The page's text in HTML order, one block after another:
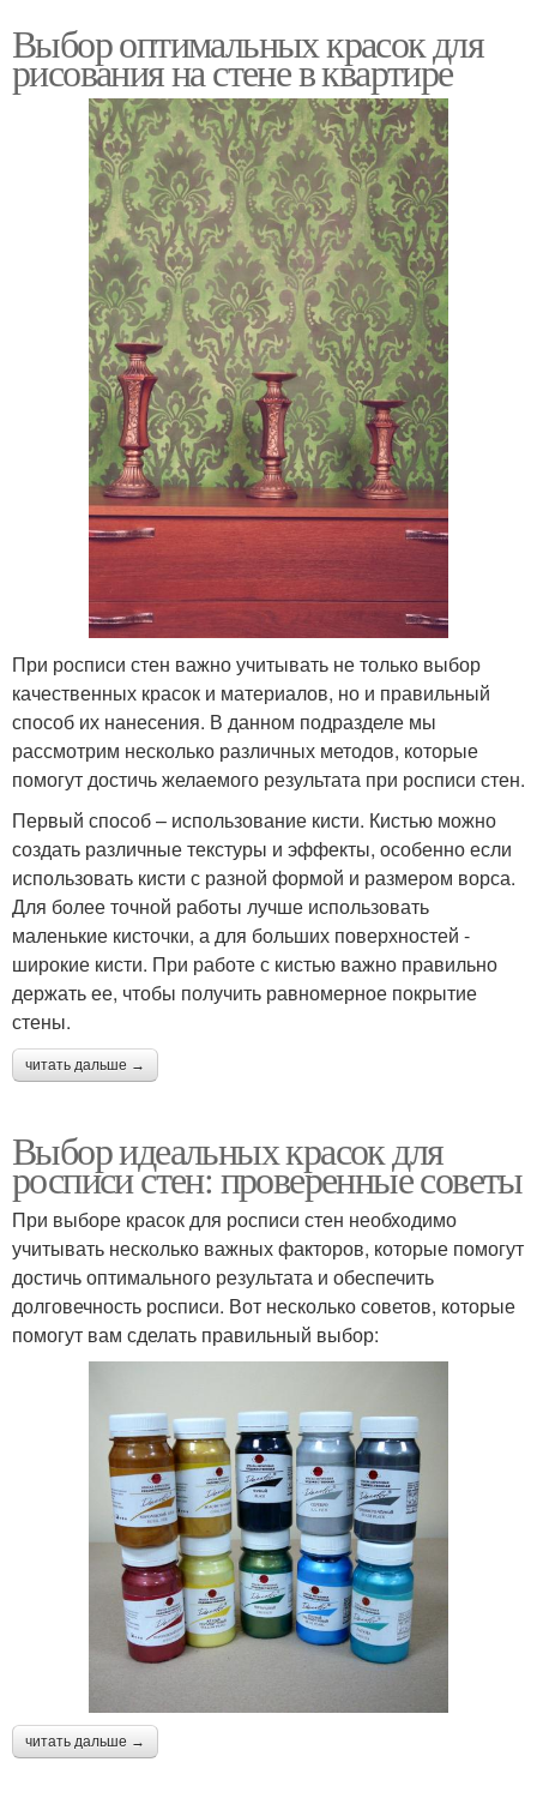
Выбор оптимальных красок для
рисования на стене в квартире
При росписи стен важно учитывать не только выбор
качественных красок и материалов, но и правильный
способ их нанесения. В данном подразделе мы
рассмотрим несколько различных методов, которые
помогут достичь желаемого результата при росписи стен.
Первый способ – использование кисти. Кистью можно
создать различные текстуры и эффекты, особенно если
использовать кисти с разной формой и размером ворса.
Для более точной работы лучше использовать
маленькие кисточки, а для больших поверхностей -
широкие кисти. При работе с кистью важно правильно
держать ее, чтобы получить равномерное покрытие
стены.
читать дальше →
Выбор идеальных красок для
росписи стен: проверенные советы
При выборе красок для росписи стен необходимо
учитывать несколько важных факторов, которые помогут
достичь оптимального результата и обеспечить
долговечность росписи. Вот несколько советов, которые
помогут вам сделать правильный выбор:
читать дальше →